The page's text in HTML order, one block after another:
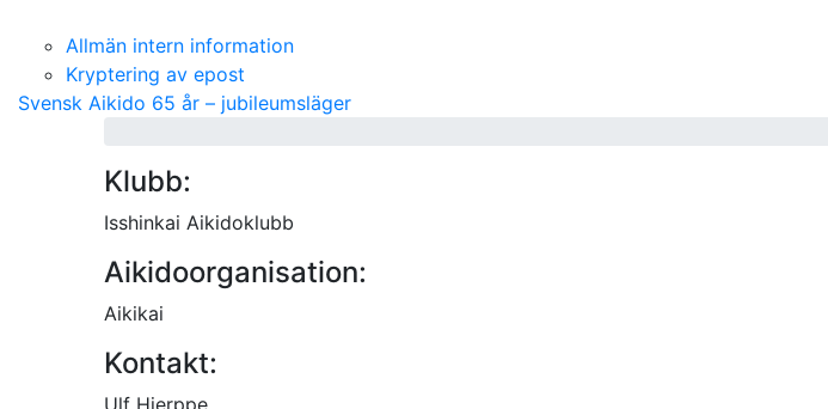
Allmän intern information
Kryptering av epost
Svensk Aikido 65 år – jubileumsläger
Klubb:
Isshinkai Aikidoklubb
Aikidoorganisation:
Aikikai
Kontakt:
Ulf Hjerppe